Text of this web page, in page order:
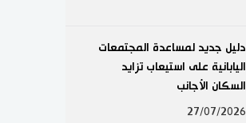
دليل جديد لمساعدة المجتمعات
اليابانية على استيعاب تزايد
السكان الأجانب
27/07/2026